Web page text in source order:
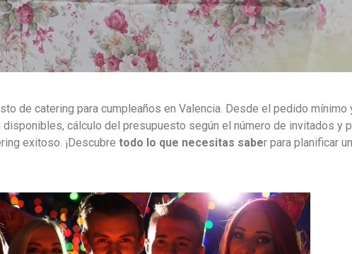
de catering para cumpleaños en Valencia. Desde el pedido
cálculo del presupuesto según el número de invitados y
exitoso. ¡Descubre todo lo que necesitas saber para planificar